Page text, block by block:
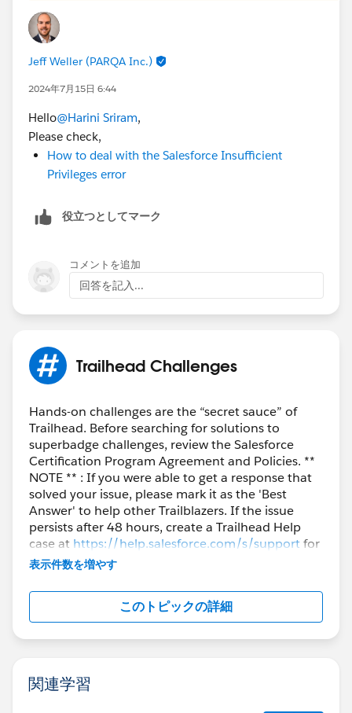
are running into same issue.
Best Regards,
Ravindra
Trailblazer Help
++CreateClosedTrailheadCase
Jeff Weller (PARQA Inc.)
2024年7月15日 6:44
Hello@Harini Sriram,
Please check,
How to deal with the Salesforce Insufficient
Privileges error
役立つとしてマーク
コメントを追加
回答を記入...
Trailhead Challenges
Hands-on challenges are the “secret sauce” of
Trailhead. Before searching for solutions to
superbadge challenges, review the Salesforce
Certification Program Agreement and Policies. **
NOTE ** : If you were able to get a response that
solved your issue, please mark it as the 'Best
Answer' to help other Trailblazers. If the issue
persists after 48 hours, create a Trailhead Help
case at https://help.salesforce.com/s/supportfor
further assistance.
表示件数を増やす
このトピックの詳細
関連学習